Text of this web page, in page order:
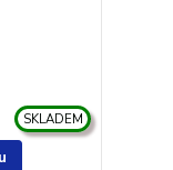
SKLADEM